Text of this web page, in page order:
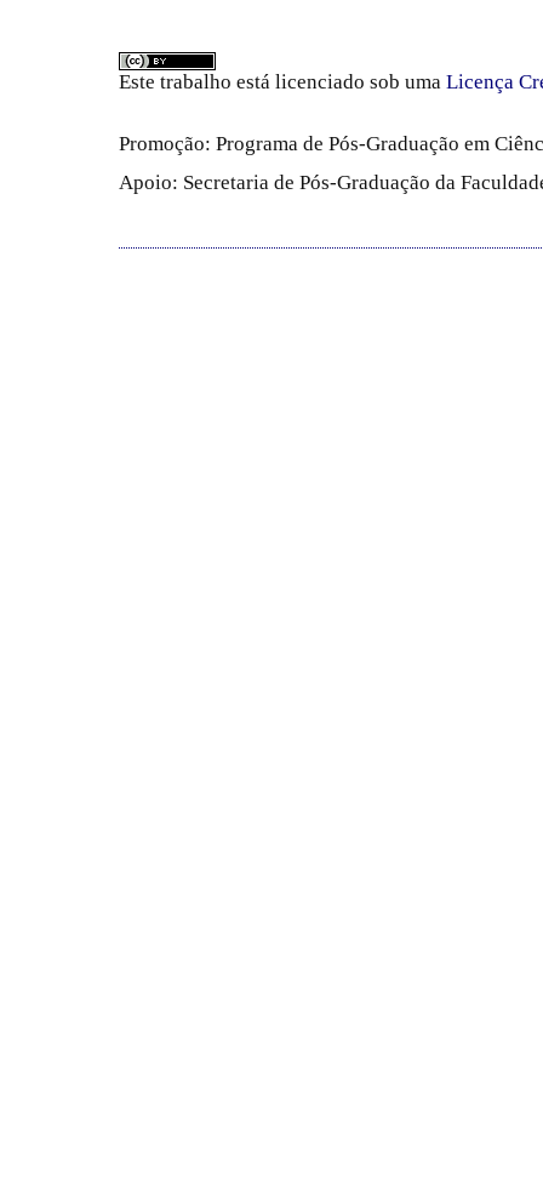
Este trabalho está licenciado sob uma Licença
Promoção: Programa de Pós-Graduação em
Apoio: Secretaria de Pós-Graduação da